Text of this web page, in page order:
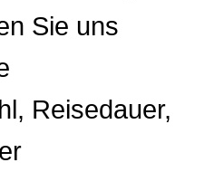
Sie uns
Reisedauer,